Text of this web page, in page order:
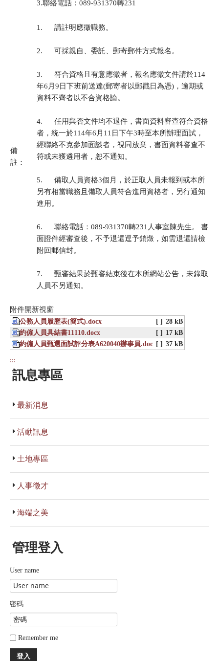
3.聯絡電話：089-931370轉231
備
註：
1. 請註明應徵職務。
2. 可採親自、委託、郵寄郵件方式報名。
3. 符合資格且有意應徵者，報名應徵文件請於114
年6月9日下班前送達(郵寄者以郵戳日為憑)，逾期或
資料不齊者以不合資格論。
4. 任用與否文件均不退件，書面資料審查符合資格
者，統一於114年6月11日下午3時至本所辦理面試，
經聯絡不克參加面談者，視同放棄，書面資料審查不
符或未獲遴用者，恕不通知。
5. 備取人員資格3個月，於正取人員未報到或本所
另有相當職務且備取人員符合進用資格者，另行通知
進用。
6. 聯絡電話：089-931370轉231人事室陳先生。 書
面證件經審查後，不予退還逕予銷燬，如需退還請檢
附回郵信封。
7. 甄審結果於甄審結束後在本所網站公告，未錄取
人員不另通知。
附件開新視窗
公務人員履歷表(簡式).docx [ ] 28 kB
約僱人員具結書11110.docx
[ ]
17 kB
約僱人員甄選面試評分表A620040辦事員.doc [ ] 37 kB
:::
訊息專區
最新消息
活動訊息
土地專區
人事徵才
海端之美
管理登入
User name
密碼
Remember me
登入